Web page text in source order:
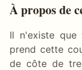
À propos de
Il n'existe que
prend cette
de côte de